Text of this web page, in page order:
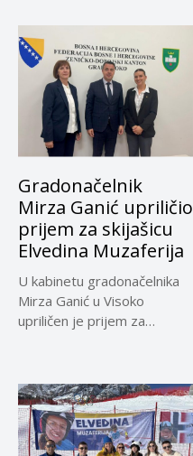
Gradonačelnik
Mirza Ganić upriličio
prijem za skijašicu
Elvedina Muzaferija
U kabinetu gradonačelnika
Mirza Ganić u Visoko
upriličen je prijem za